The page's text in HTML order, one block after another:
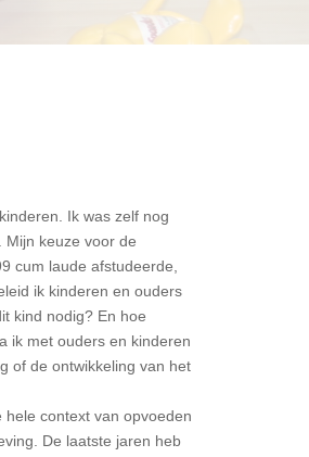
Ik was zelf nog
Mijn keuze voor de
cum laude afstudeerde,
ik kinderen en ouders
kind nodig? En hoe
ik met ouders en kinderen
of de ontwikkeling van het
context van opvoeden
De laatste jaren heb